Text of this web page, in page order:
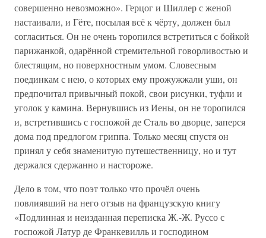
совершенно невозможно». Герцог и Шиллер с женой
настаивали, и Гёте, посылая всё к чёрту, должен был
согласиться. Он не очень торопился встретиться с бойкой
парижанкой, одарённой стремительной говорливостью и
блестящим, но поверхностным умом. Словесным
поединкам с нею, о которых ему прожужжали уши, он
предпочитал привычный покой, свои рисунки, туфли и
уголок у камина. Вернувшись из Иены, он не торопился
и, встретившись с госпожой де Сталь во дворце, заперся
дома под предлогом гриппа. Только месяц спустя он
принял у себя знаменитую путешественницу, но и тут
держался сдержанно и настороже.
Дело в том, что поэт только что прочёл очень
повлиявший на него отзыв на французскую книгу
«Подлинная и неизданная переписка Ж.-Ж. Руссо с
госпожой Латур де Франкевилль и господином